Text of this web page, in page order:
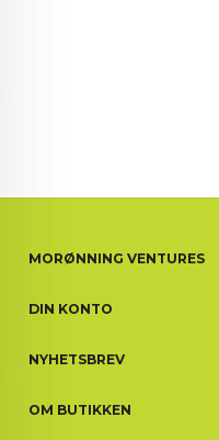
MORØNNING VENTURES
DIN KONTO
NYHETSBREV
OM BUTIKKEN